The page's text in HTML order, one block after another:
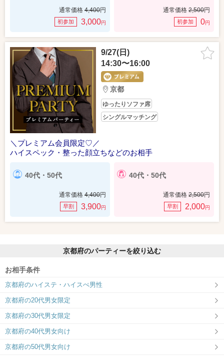
通常価格 4,400円
初参加 3,000円
通常価格 2,500円
初参加 0円
9/27(日)
14:30〜16:00
京都
ゆったりソファ席
シングルマッチング
＼プレミアム会員限定♡／
ハイスペック・整った顔立ちなどのお相手
40代・50代
通常価格 4,400円
早割 3,900円
40代・50代
通常価格 2,500円
早割 2,000円
京都府のパーティーを絞り込む
お相手条件
京都府のハイステ・ハイスぺ男性
京都府の20代男女限定
京都府の30代男女限定
京都府の40代男女向け
京都府の50代男女向け